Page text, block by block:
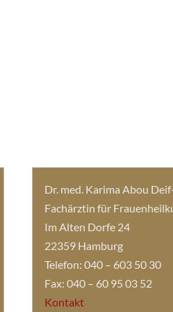
Dr. med. Karima Abou
Fachärztin für
Im Alten Dorfe 24
22359 Hamburg
Telefon:040 – 603 50 30
Fax:040 – 60 95 03 52
Kontakt